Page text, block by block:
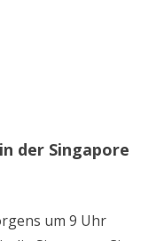
der Singapore
um 9 Uhr